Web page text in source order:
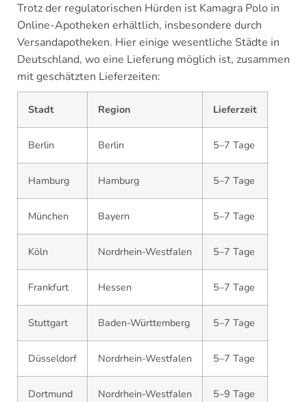
Trotz der regulatorischen Hürden ist Kamagra Polo in
Online-Apotheken erhältlich, insbesondere durch
Versandapotheken. Hier einige wesentliche Städte in
Deutschland, wo eine Lieferung möglich ist, zusammen
mit geschätzten Lieferzeiten:
Stadt Region Lieferzeit
Berlin Berlin 5–7 Tage
Hamburg Hamburg 5–7 Tage
München Bayern 5–7 Tage
Köln Nordrhein-Westfalen 5–7 Tage
Frankfurt Hessen 5–7 Tage
Stuttgart Baden-Württemberg 5–7 Tage
Düsseldorf Nordrhein-Westfalen 5–7 Tage
Dortmund Nordrhein-Westfalen 5–9 Tage